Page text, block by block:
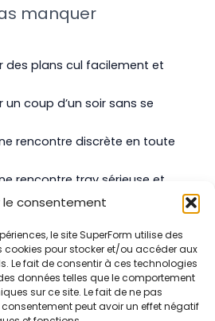
le consentement
le site SuperForm utilise des
cookies pour stocker et/ou accéder aux
Le fait de consentir à ces technologies
données telles que le comportement
sur ce site. Le fait de ne pas
peut avoir un effet négatif
manquer
des plans cul facilement et
coup d’un soir sans se
rencontre discrète en toute
rencontre trav sérieuse et